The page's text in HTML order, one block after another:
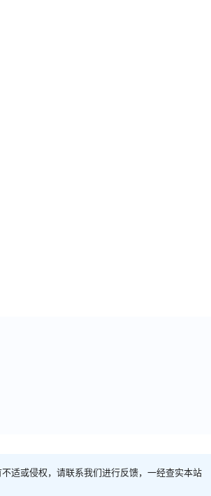
适或侵权，请联系我们进行反馈，一经查实本站